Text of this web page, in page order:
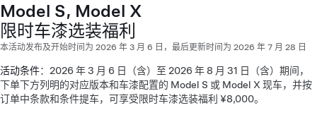
Model S, Model X
限时车漆选装福利
本活动发布及开始时间为 2026 年 3 月 6 日，最后更新时间为 2026 年 7 月 28 日
活动条件：2026 年 3 月 6 日（含）至 2026 年 8 月 31 日（含）期间，
下单下方列明的对应版本和车漆配置的 Model S 或 Model X 现车，并按
订单中条款和条件提车，可享受限时车漆选装福利 ¥8,000。